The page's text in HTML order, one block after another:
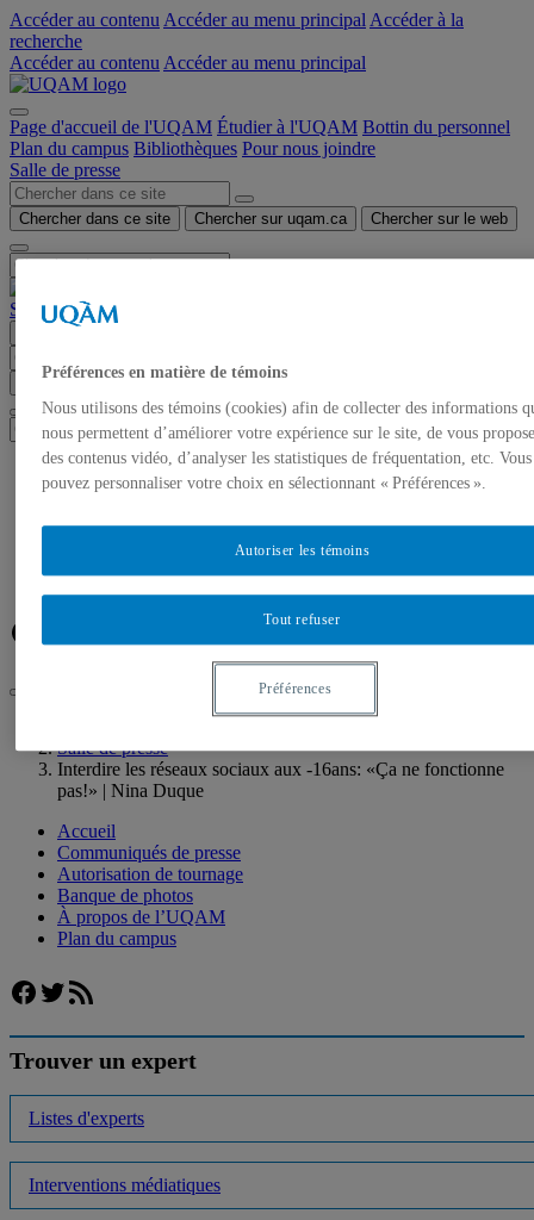
Accéder au contenu Accéder au menu principal Accéder à la
recherche
Accéder au contenu Accéder au menu principal
Page d'accueil de l'UQAM Étudier à l'UQAM Bottin du personnel
Plan du campus Bibliothèques Pour nous joindre
Salle de presse
Chercher dans ce site Chercher sur uqam.ca Chercher sur le web
Salle de presse
Chercher dans ce site Chercher sur uqam.ca
Communiqués de presse
Plan du campus
Facebook
Salle de presse
Interdire les réseaux sociaux aux -16ans: «Ça ne fonctionne
pas!» | Nina Duque
Accueil
Communiqués de presse
Autorisation de tournage
Banque de photos
À propos de l’UQAM
Plan du campus
Facebook
Twitter
Flux RSS
Trouver un expert
Listes d'experts
Interventions médiatiques
Préférences en matière de témoins
Nous utilisons des témoins (cookies) afin de collecter des informations
nous permettent d’améliorer votre expérience sur le site, de vous
des contenus vidéo, d’analyser les statistiques de fréquentation, etc. Vous
pouvez personnaliser votre choix en sélectionnant « Préférences ».
Tout refuser
Autoriser les témoins
Préférences